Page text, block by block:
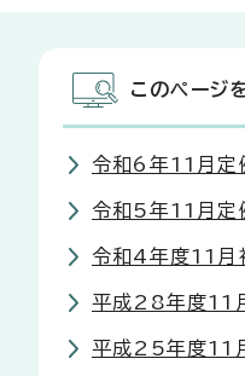
このページ
令和6年11月定
令和5年11月定
令和4年度11月
平成28年度11
平成25年度11